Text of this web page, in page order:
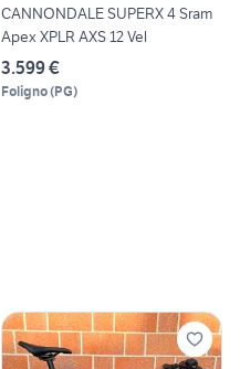
CANNONDALE SUPERX 4 Sram
Apex XPLR AXS 12 Vel
3.599 €
Foligno(PG)